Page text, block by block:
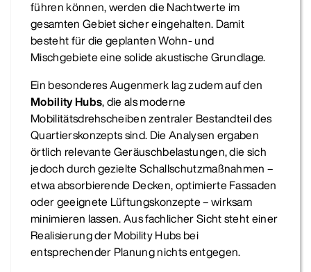
führen können, werden die Nachtwerte im
gesamten Gebiet sicher eingehalten. Damit
besteht für die geplanten Wohn- und
Mischgebiete eine solide akustische Grundlage.
Ein besonderes Augenmerk lag zudem auf den
Mobility Hubs, die als moderne
Mobilitätsdrehscheiben zentraler Bestandteil des
Quartierskonzepts sind. Die Analysen ergaben
örtlich relevante Geräuschbelastungen, die sich
jedoch durch gezielte Schallschutzmaßnahmen –
etwa absorbierende Decken, optimierte Fassaden
oder geeignete Lüftungskonzepte – wirksam
minimieren lassen. Aus fachlicher Sicht steht einer
Realisierung der Mobility Hubs bei
entsprechender Planung nichts entgegen.